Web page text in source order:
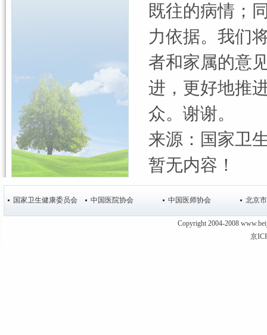
既往的病情；
力依据。我们
者和家属的意
进，更好地推
众。谢谢。
来源：国家卫
暂无内容！
国家卫生健康委员会 中国医院协会 中国医师协会 北京
Copyright 2004-2008
京